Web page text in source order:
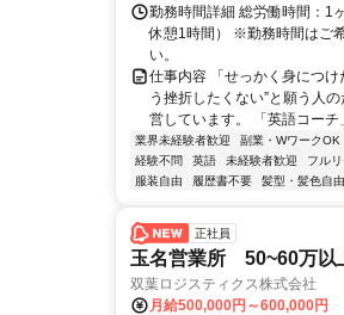
勤務時間詳細 総労働時間：1
休憩1時間） ※勤務時間はご
い。
仕事内容 「せっかく身につ
う挫折したくない”と願う人
営しています。 「英語コーチ
業界未経験者歓迎 副業・WワークOK
経験不問
英語 未経験者歓迎 フル
服装自由
履歴書不要 髪型・髪色自由
正社員
玉名営業所 50~60万以
双葉ロジスティクス株式会社
月給500,000円～600,000円